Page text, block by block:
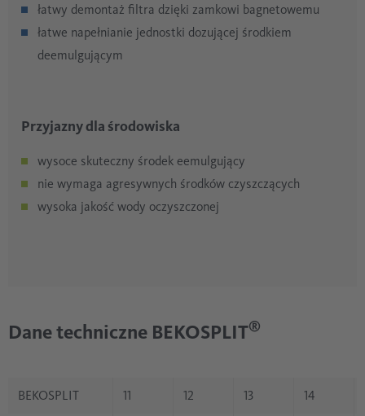
łatwy demontaż filtra dzięki zamkowi bagnetowemu
łatwe napełnianie jednostki dozującej środkiem
deemulgującym
Przyjazny dla środowiska
wysoce skuteczny środek eemulgujący
nie wymaga agresywnych środków czyszczących
wysoka jakość wody oczyszczonej
Dane techniczne BEKOSPLIT®
BEKOSPLIT 11 12 13 14